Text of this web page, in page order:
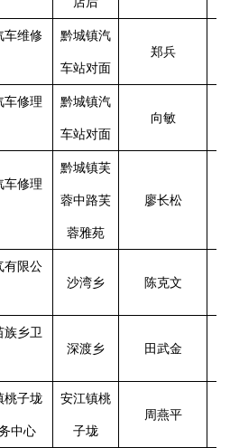
车维修 黔城镇汽
车站对面
郑兵
车修理 黔城镇汽
车站对面
向敏
车修理
黔城镇芙
蓉中路芙
蓉雅苑
廖长松
有限公
沙湾乡 陈克文
族乡卫
深渡乡 田武金
桃子垅
中心
安江镇桃
子垅
周燕平